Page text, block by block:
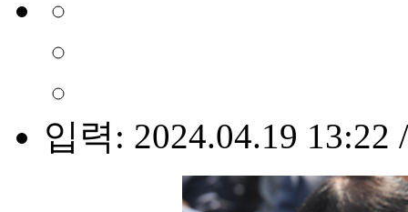
입력: 2024.04.19 13:22